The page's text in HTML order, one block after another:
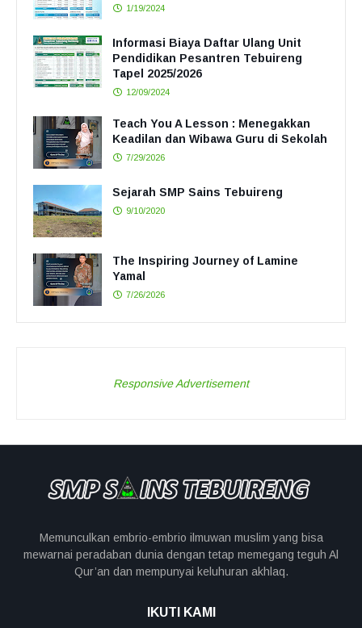
1/19/2024
Informasi Biaya Daftar Ulang Unit
Pendidikan Pesantren Tebuireng
Tapel 2025/2026
12/09/2024
Teach You A Lesson : Menegakkan
Keadilan dan Wibawa Guru di Sekolah
7/29/2026
Sejarah SMP Sains Tebuireng
9/10/2020
The Inspiring Journey of Lamine
Yamal
7/26/2026
Responsive Advertisement
Memunculkan embrio-embrio ilmuwan muslim yang bisa
mewarnai peradaban dunia dengan tetap memegang teguh Al
Qur’an dan mempunyai keluhuran akhlaq.
IKUTI KAMI